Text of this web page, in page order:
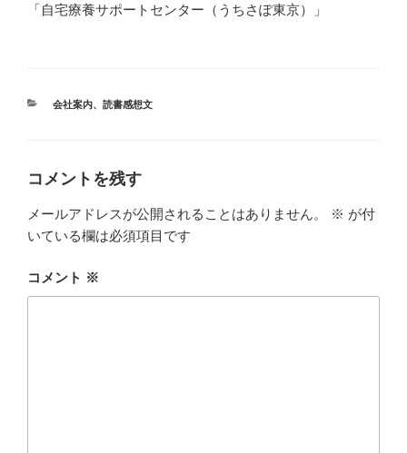
「自宅療養サポートセンター（うちさぽ東京）」
カ
会社案内、 読書感想文
コメントを残す
メールアドレスが公開されることはありません。 ※ が付
いている欄は必須項目です
コメント ※